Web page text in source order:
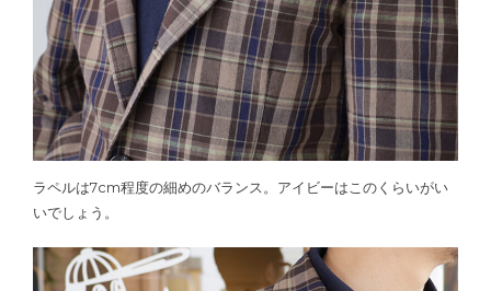
ラペルは7cm程度の細めのバランス。アイビーはこのくらいがい
いでしょう。